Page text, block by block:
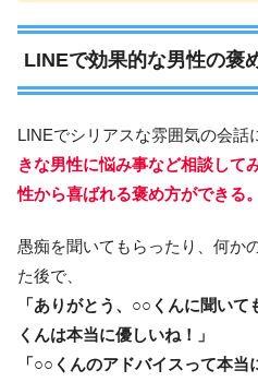
LINEで効果的な男性の褒
LINEでシリアスな雰囲気の会話
きな男性に悩み事など相談して
性から喜ばれる褒め方ができる。
愚痴を聞いてもらったり、何か
た後で、
「ありがとう、○○くんに聞い
くんは本当に優しいね！」
「○○くんのアドバイスって本